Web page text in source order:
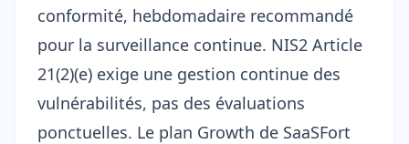
conformité, hebdomadaire recommandé
pour la surveillance continue. NIS2 Article
21(2)(e) exige une gestion continue des
vulnérabilités, pas des évaluations
ponctuelles. Le plan Growth de SaaSFort